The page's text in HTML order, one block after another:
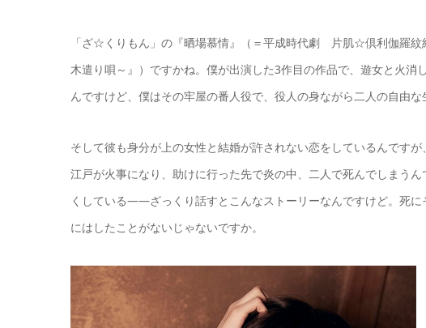
「ざ☆くりもん」の『晒場慕情』（＝平成時代劇 片肌☆倶利伽羅
木遣り唄～』）ですかね。僕が出演した3作目の作品で、遊女と火消
んですけど、僕はその牢屋の番人役で、役人の身ながら二人の自由な
そして彼も身分が上の女性と結婚が許されない恋をしているんです
江戸が火事になり、助けに行った先で炎の中、二人で死んでしまう
くしている――ざっくり話すとこんなストーリーなんですけど。死
にはしたことがないじゃないですか。